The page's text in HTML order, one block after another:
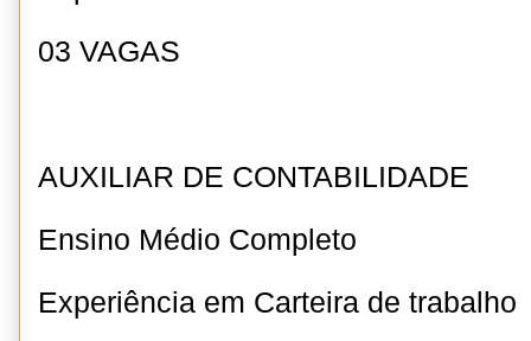
03 VAGAS
AUXILIAR DE CONTABILIDADE
Ensino Médio Completo
Experiência em Carteira de trabalho